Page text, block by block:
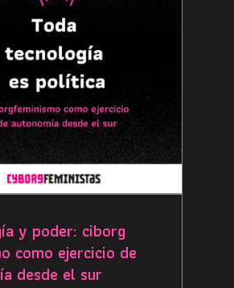
y poder: ciborg
como ejercicio de
desde el sur